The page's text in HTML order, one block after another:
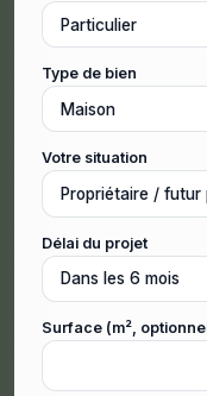
Type de bien
Votre situation
Délai du projet
Surface (m²,